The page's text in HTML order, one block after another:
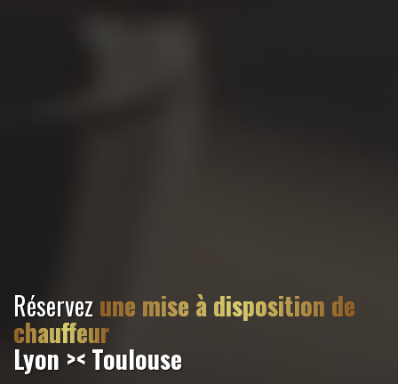
Réservez une mise à disposition de
chauffeur
Lyon >< Toulouse